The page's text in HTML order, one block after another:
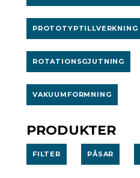
PROTOTYPTILLVERKNING
ROTATIONSGJUTNING
VAKUUMFORMNING
PRODUKTER
FILTER PÅSAR